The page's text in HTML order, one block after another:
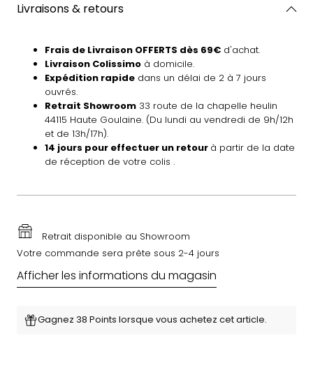
Livraisons & retours
Frais de Livraison OFFERTS dès 69€ d'achat.
Livraison Colissimo à domicile.
Expédition rapide dans un délai de 2 à 7 jours
ouvrés.
Retrait Showroom 33 route de la chapelle heulin
44115 Haute Goulaine. (Du lundi au vendredi de 9h/12h
et de 13h/17h).
14 jours pour effectuer un retour à partir de la date
de réception de votre colis .
Retrait disponible au Showroom
Votre commande sera prête sous 2-4 jours
Afficher les informations du magasin
Gagnez 38 Points lorsque vous achetez cet article.